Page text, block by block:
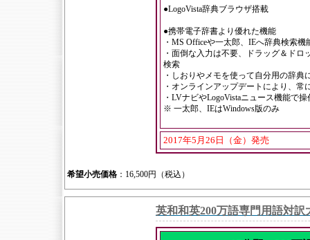
●LogoVista辞典ブラウザ搭載
●携帯電子辞書より優れた機能
・MS Officeや一太郎、IEへ辞典検索機
・面倒な入力は不要、ドラッグ＆ド
検索
・しおりやメモを使って自分用の辞典
・オンラインアップデートにより、
・LVナビやLogoVistaニュース機能で
※ 一太郎、IEはWindows版のみ
2017年5月26日（金）発売
希望小売価格 ：16,500円（税込）
英和和英200万語専門用語対訳